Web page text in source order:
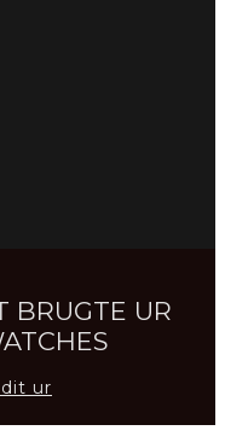
BRUGTE UR
ur